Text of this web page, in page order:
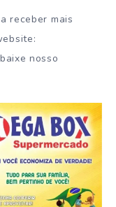
receber mais
nosso